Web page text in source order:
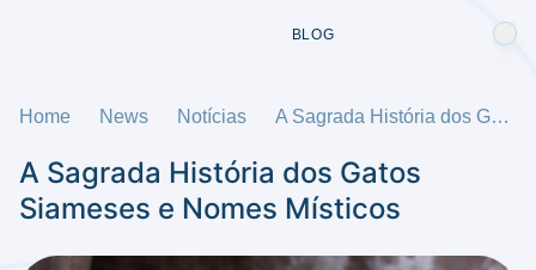
BLOG
Home News Notícias A Sagrada História dos Gatos Siameses e Nomes Místicos
A Sagrada História dos Gatos
Siameses e Nomes Místicos